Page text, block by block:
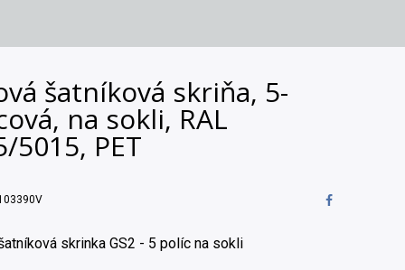
šatníková skriňa, 5-
na sokli, RAL
5015, PET
skrinka GS2 - 5 políc na sokli